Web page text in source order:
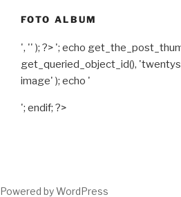
FOTO ALBUM
', '' ); ?> '; echo
get_queried_object_id(),
image' ); echo '
'; endif; ?>
Powered by WordPress